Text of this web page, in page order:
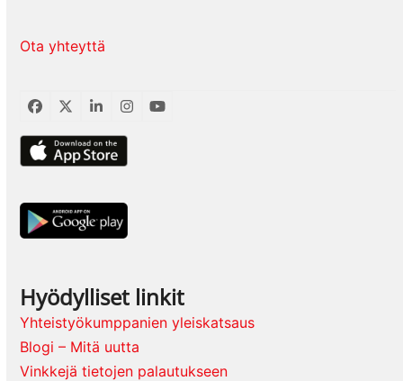
Ota yhteyttä
Facebook
TwitterLinkedInInstagram
YouTube
Hyödylliset linkit
Yhteistyökumppanien yleiskatsaus
Blogi – Mitä uutta
Vinkkejä tietojen palautukseen